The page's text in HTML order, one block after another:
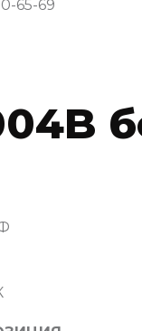
65-69